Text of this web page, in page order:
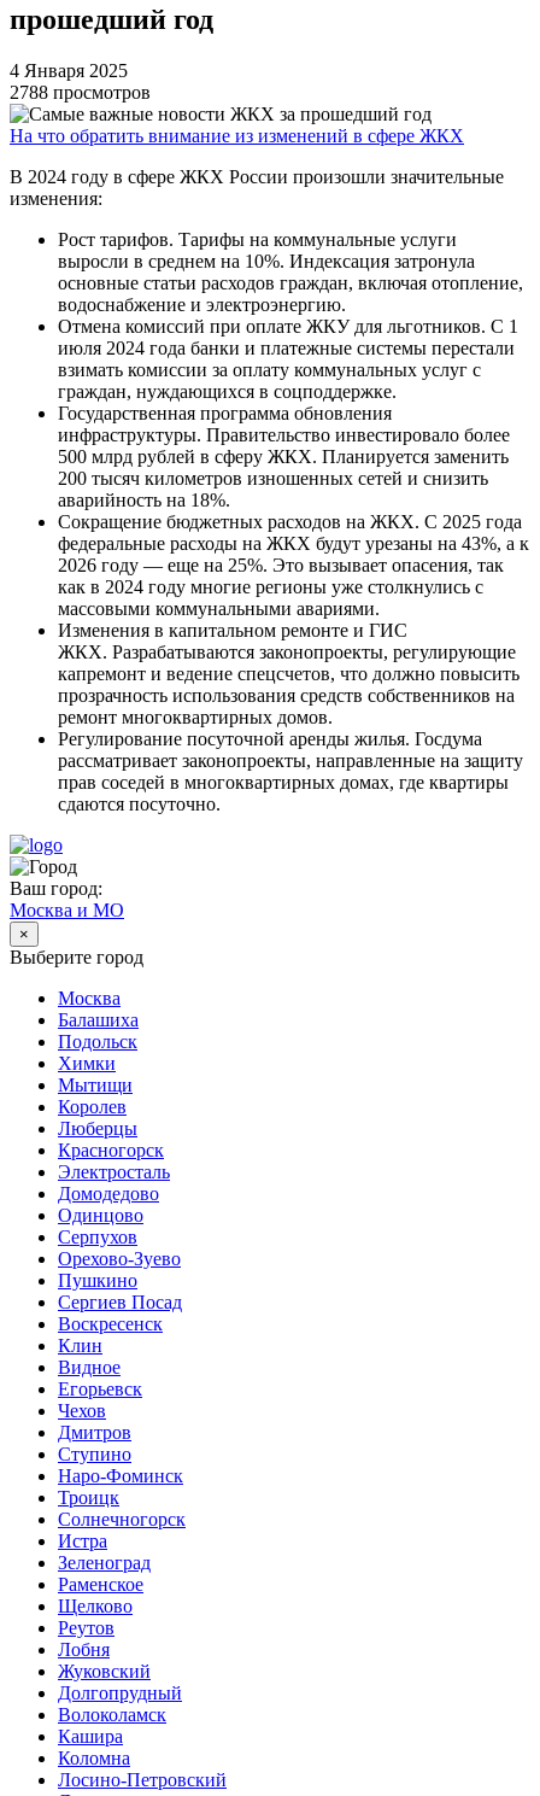
прошедший год
4 Января 2025
2788 просмотров
На что обратить внимание из изменений в сфере ЖКХ
В 2024 году в сфере ЖКХ России произошли значительные
изменения:
Рост тарифов. Тарифы на коммунальные услуги
выросли в среднем на 10%. Индексация затронула
основные статьи расходов граждан, включая отопление,
водоснабжение и электроэнергию.
Отмена комиссий при оплате ЖКУ для льготников. С 1
июля 2024 года банки и платежные системы перестали
взимать комиссии за оплату коммунальных услуг с
граждан, нуждающихся в соцподдержке.
Государственная программа обновления
инфраструктуры. Правительство инвестировало более
500 млрд рублей в сферу ЖКХ. Планируется заменить
200 тысяч километров изношенных сетей и снизить
аварийность на 18%.
Сокращение бюджетных расходов на ЖКХ. С 2025 года
федеральные расходы на ЖКХ будут урезаны на 43%, а к
2026 году — еще на 25%. Это вызывает опасения, так
как в 2024 году многие регионы уже столкнулись с
массовыми коммунальными авариями.
Изменения в капитальном ремонте и ГИС
ЖКХ. Разрабатываются законопроекты, регулирующие
капремонт и ведение спецсчетов, что должно повысить
прозрачность использования средств собственников на
ремонт многоквартирных домов.
Регулирование посуточной аренды жилья. Госдума
рассматривает законопроекты, направленные на защиту
прав соседей в многоквартирных домах, где квартиры
сдаются посуточно.
Ваш город:
Москва и МО
×
Выберите город
Москва
Балашиха
Подольск
Химки
Мытищи
Королев
Люберцы
Красногорск
Электросталь
Домодедово
Одинцово
Серпухов
Орехово-Зуево
Пушкино
Сергиев Посад
Воскресенск
Клин
Видное
Егорьевск
Чехов
Дмитров
Ступино
Наро-Фоминск
Троицк
Солнечногорск
Истра
Зеленоград
Раменское
Щелково
Реутов
Лобня
Жуковский
Долгопрудный
Волоколамск
Кашира
Коломна
Лосино-Петровский